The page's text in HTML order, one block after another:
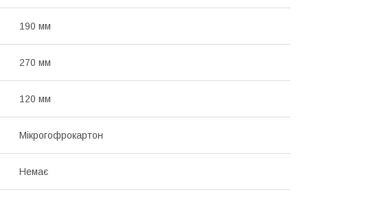
190 мм
270 мм
120 мм
Мікрогофрокартон
Немає